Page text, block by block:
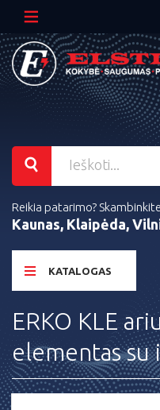
Reikia patarimo?
Kaunas, Klaipėda,
KATALOGAS
ERKO KLE
elementas su